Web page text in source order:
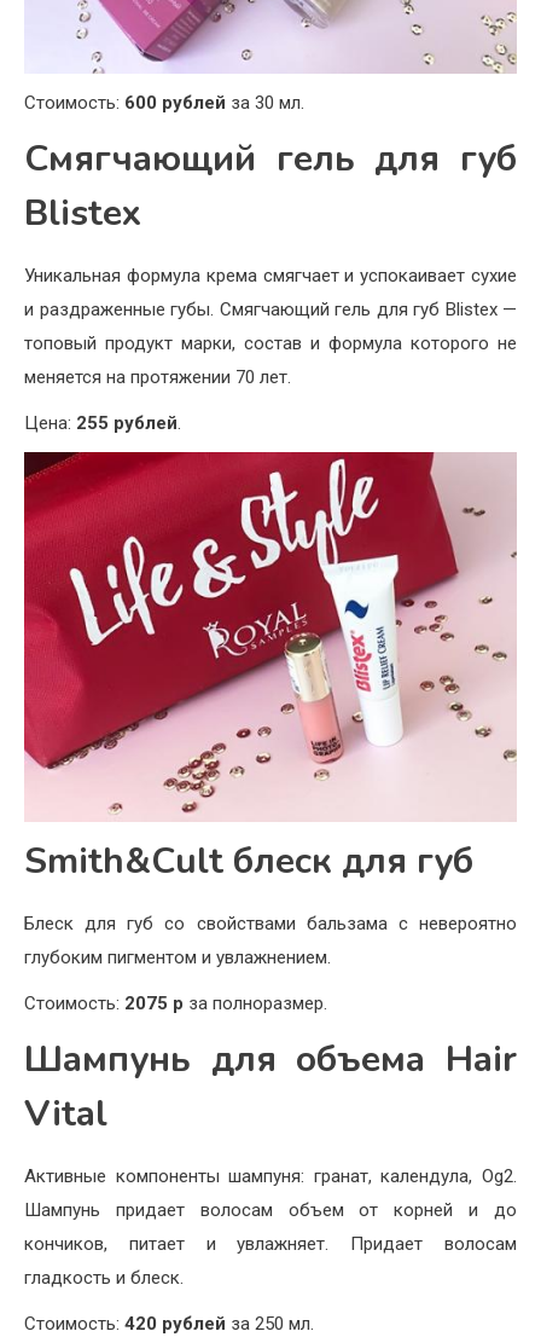
Стоимость: 600 рублей за 30 мл.
Смягчающий гель для губ
Blistex
Уникальная формула крема смягчает и успокаивает сухие
и раздраженные губы. Смягчающий гель для губ Blistex —
топовый продукт марки, состав и формула которого не
меняется на протяжении 70 лет.
Цена: 255 рублей.
Smith&Cult блеск для губ
Блеск для губ со свойствами бальзама с невероятно
глубоким пигментом и увлажнением.
Стоимость: 2075 р за полноразмер.
Шампунь для объема Hair
Vital
Активные компоненты шампуня: гранат, календула, Og2.
Шампунь придает волосам объем от корней и до
кончиков, питает и увлажняет. Придает волосам
гладкость и блеск.
Стоимость: 420 рублей за 250 мл.